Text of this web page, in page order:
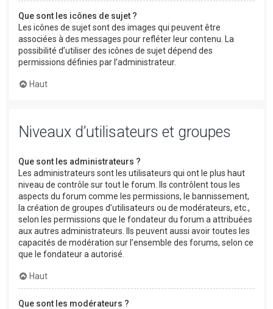
Que sont les icônes de sujet ?
Les icônes de sujet sont des images qui peuvent être
associées à des messages pour refléter leur contenu. La
possibilité d’utiliser des icônes de sujet dépend des
permissions définies par l’administrateur.
Haut
Niveaux d’utilisateurs et groupes
Que sont les administrateurs ?
Les administrateurs sont les utilisateurs qui ont le plus haut
niveau de contrôle sur tout le forum. Ils contrôlent tous les
aspects du forum comme les permissions, le bannissement,
la création de groupes d’utilisateurs ou de modérateurs, etc.,
selon les permissions que le fondateur du forum a attribuées
aux autres administrateurs. Ils peuvent aussi avoir toutes les
capacités de modération sur l’ensemble des forums, selon ce
que le fondateur a autorisé.
Haut
Que sont les modérateurs ?